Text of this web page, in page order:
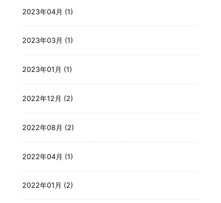
2023年04月 (1)
2023年03月 (1)
2023年01月 (1)
2022年12月 (2)
2022年08月 (2)
2022年04月 (1)
2022年01月 (2)